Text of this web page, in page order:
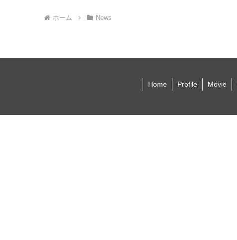
ホーム News
Home Profile Movie